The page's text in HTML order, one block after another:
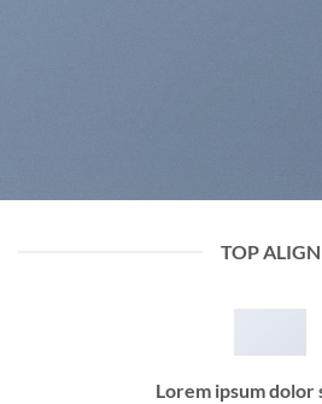
TOP ALIGN
Lorem ipsum dolor